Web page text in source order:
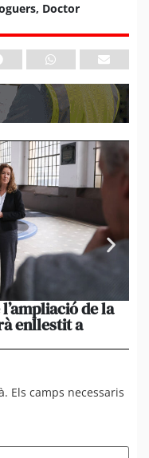
, Doctor
de la
enllestit a
Els camps necessaris